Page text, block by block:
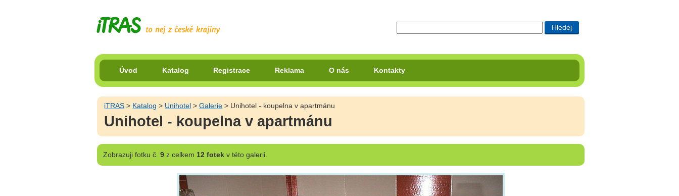
Úvod Katalog Registrace Reklama O nás Kontakty
iTRAS > Katalog > Unihotel >Galerie > Unihotel - koupelna v apartmánu
Unihotel - koupelna v apartmánu
Zobrazujifotku č. 9z celkem 12 fotekv této galerii.